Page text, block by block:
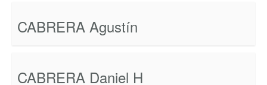
CABRERA Agustín
CABRERA Daniel H